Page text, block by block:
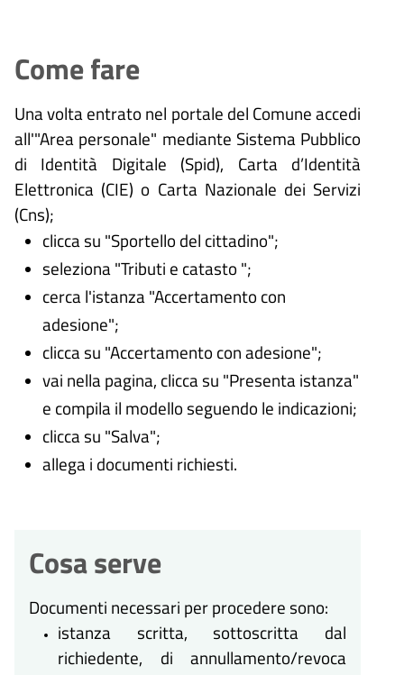
Come fare
Una volta entrato nel portale del Comune accedi
all'"Area personale" mediante Sistema Pubblico
di Identità Digitale (Spid), Carta d’Identità
Elettronica (CIE) o Carta Nazionale dei Servizi
(Cns);
clicca su "Sportello del cittadino";
seleziona "Tributi e catasto ";
cerca l'istanza "Accertamento con
adesione";
clicca su "Accertamento con adesione";
vai nella pagina, clicca su "Presenta istanza"
e compila il modello seguendo le indicazioni;
clicca su "Salva";
allega i documenti richiesti.
Cosa serve
Documenti necessari per procedere sono:
istanza scritta, sottoscritta dal
richiedente, di annullamento/revoca